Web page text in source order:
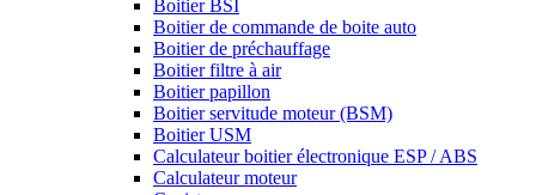
Boitier BSI
Boitier de commande de boite auto
Boitier de préchauffage
Boitier filtre à air
Boitier papillon
Boitier servitude moteur (BSM)
Boitier USM
Calculateur boitier électronique ESP / ABS
Calculateur moteur